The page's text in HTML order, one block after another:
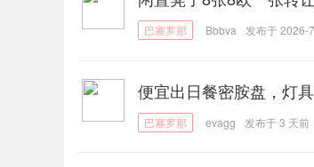
Bbbva 发布于 2026-
便宜出日餐密胺盘，灯
evagg
发布于3 天前